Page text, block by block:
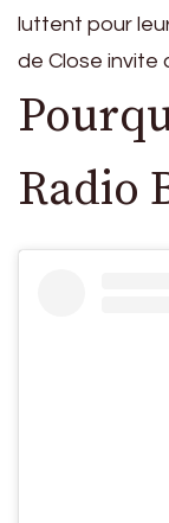
luttent pour
de Close invite
Radio